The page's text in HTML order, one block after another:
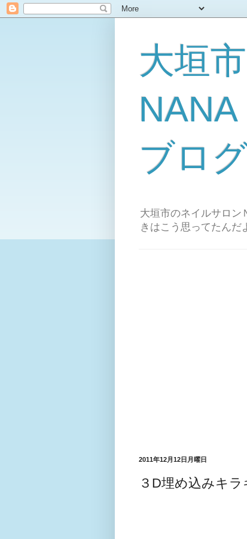
大垣
ブロ
大垣市のネイルサロン
きはこう思ってたん
2011年12月12日月曜日
３D埋め込みキ